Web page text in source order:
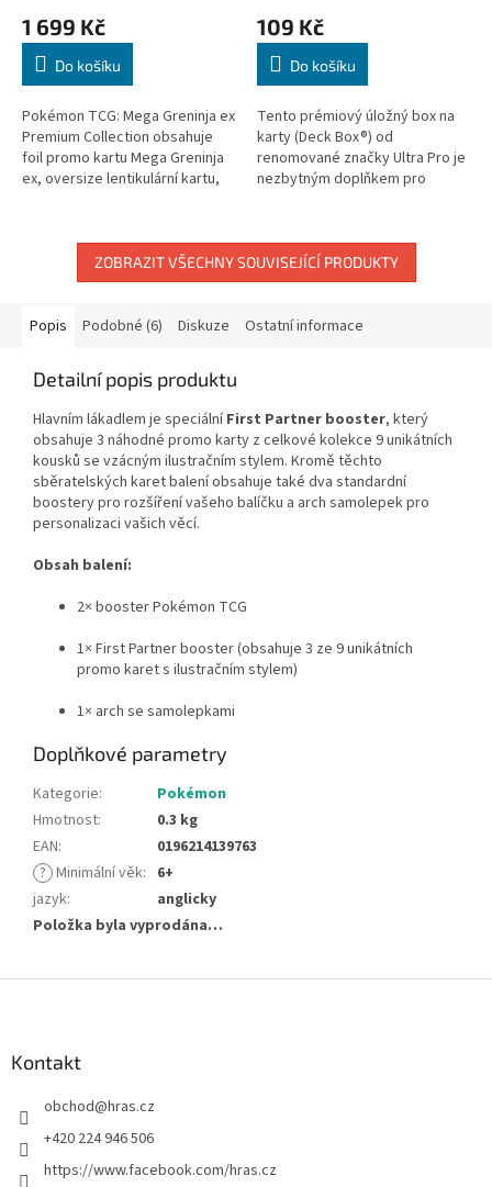
1 699 Kč
Do košíku
Pokémon TCG: Mega Greninja ex
Premium Collection obsahuje
foil promo kartu Mega Greninja
ex, oversize lentikulární kartu,
109 Kč
Do košíku
Tento prémiový úložný box na
karty (Deck Box®) od
renomované značky Ultra Pro je
nezbytným doplňkem pro
celobarevná ilustrace...
ZOBRAZIT VŠECHNY SOUVISEJÍCÍ PRODUKTY
Popis Podobné (6) Diskuze Ostatní informace
Detailní popis produktu
Hlavním lákadlem je speciálníFirst Partner booster, který
obsahuje 3 náhodné promo karty z celkové kolekce 9 unikátních
kousků se vzácným ilustračním stylem. Kromě těchto
sběratelských karet balení obsahuje také dva standardní
boostery pro rozšíření vašeho balíčku a arch samolepek pro
personalizaci vašich věcí.
Obsah balení:
2× booster Pokémon TCG
1× First Partner booster (obsahuje 3 ze 9 unikátních
promo karet s ilustračním stylem)
1× arch se samolepkami
Doplňkové parametry
Kategorie:
Pokémon
Hmotnost:
0.3 kg
EAN:
0196214139763
? Minimální věk: 6+
jazyk:
anglicky
Položka byla vyprodána…
Kontakt
obchod@hras.cz
+420 224 946 506
https://www.facebook.com/hras.cz